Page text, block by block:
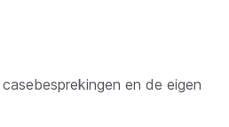
en de eigen